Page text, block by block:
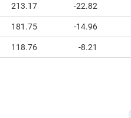
213.17 -22.82
181.75 -14.96
118.76 -8.21